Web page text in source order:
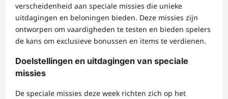
verscheidenheid aan speciale missies die unieke
uitdagingen en beloningen bieden. Deze missies zijn
ontworpen om vaardigheden te testen en bieden spelers
de kans om exclusieve bonussen en items te verdienen.
Doelstellingen en uitdagingen van speciale
missies
De speciale missies deze week richten zich op het